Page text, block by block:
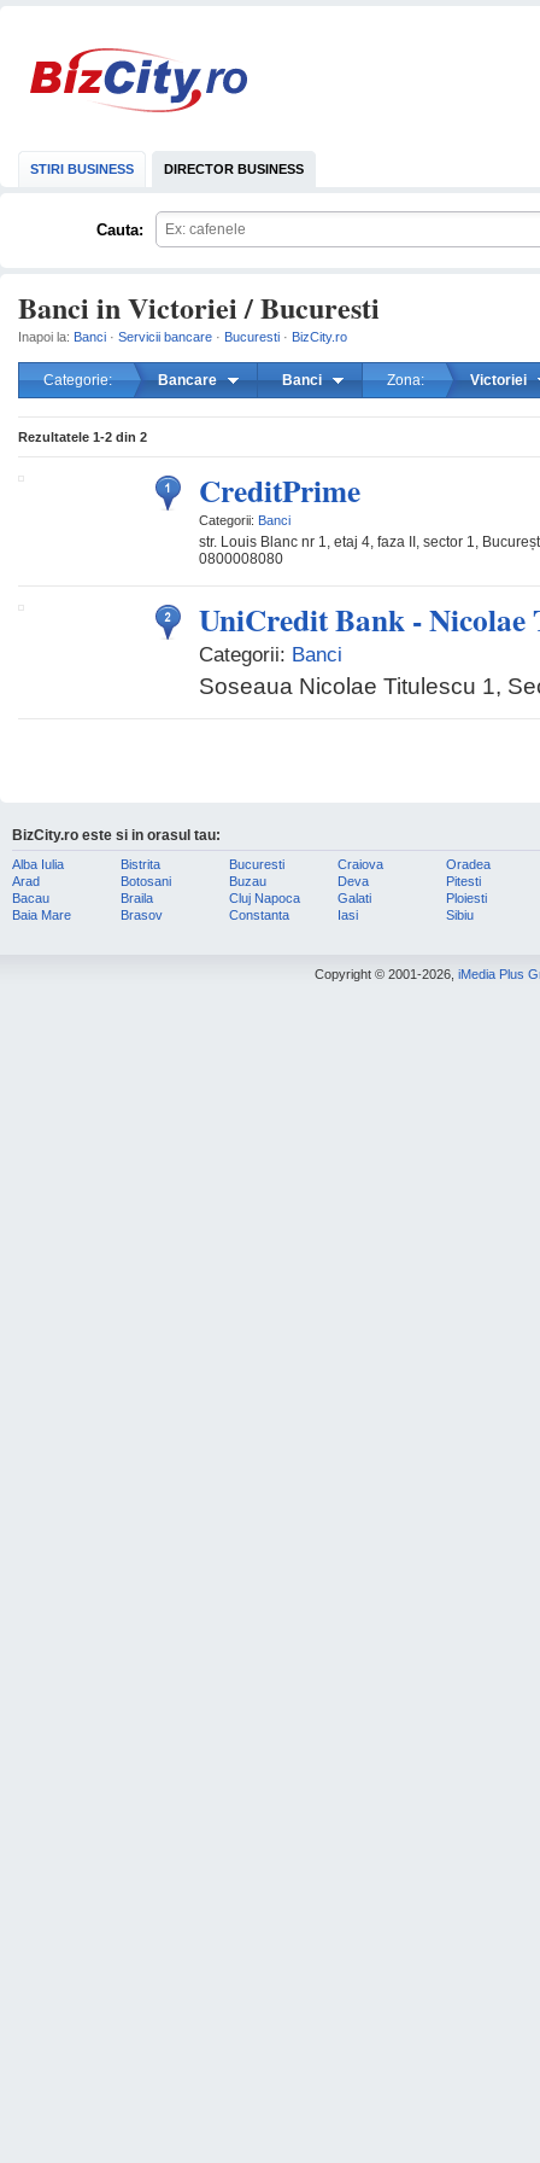
STIRI BUSINESS DIRECTOR BUSINESS
Cauta:
Banci in Victoriei / Bucuresti
Inapoi la: Banci · Servicii bancare · Bucuresti · BizCity.ro
Categorie: Bancare Banci Zona: Victoriei
Rezultatele 1-2 din 2
CreditPrime
Categorii: Banci
str. Louis Blanc nr 1, etaj 4, faza II, sector 1,
0800008080
UniCredit Bank - Nicolae
Categorii: Banci
Soseaua Nicolae Titulescu 1,
BizCity.ro este si in orasul tau:
Alba Iulia
Arad
Bacau
Baia Mare
Bistrita
Botosani
Braila
Brasov
Bucuresti
Buzau
Cluj Napoca
Constanta
Craiova
Deva
Galati
Iasi
Oradea
Pitesti
Ploiesti
Sibiu
Copyright © 2001-2026, iMedia Plus